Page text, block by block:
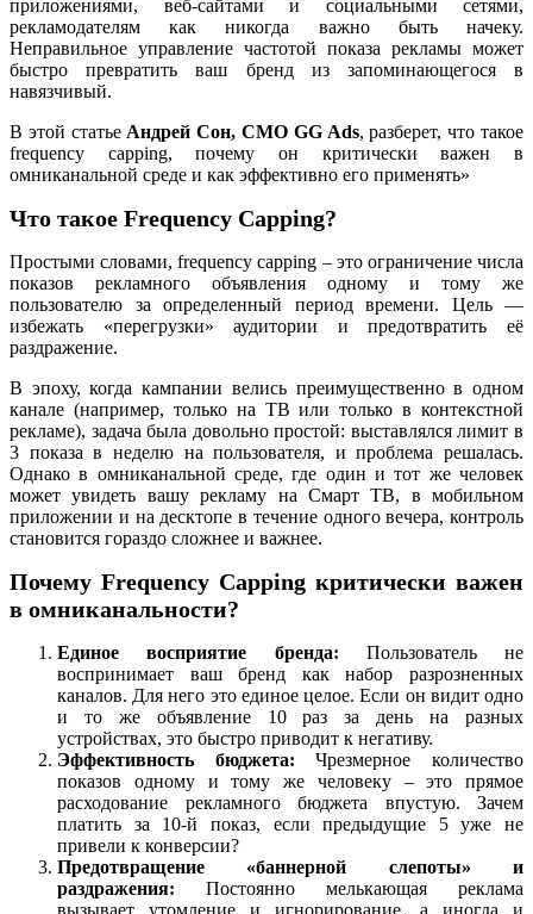
приложениями, веб-сайтами и социальными сетями,
рекламодателям как никогда важно быть начеку.
Неправильное управление частотой показа рекламы может
быстро превратить ваш бренд из запоминающегося в
навязчивый.
В этой статье Андрей Сон, СМО GG Ads, разберет, что такое
frequency capping, почему он критически важен в
омниканальной среде и как эффективно его применять»
Что такое Frequency Capping?
Простыми словами, frequency capping – это ограничение числа
показов рекламного объявления одному и тому же
пользователю за определенный период времени. Цель —
избежать «перегрузки» аудитории и предотвратить её
раздражение.
В эпоху, когда кампании велись преимущественно в одном
канале (например, только на ТВ или только в контекстной
рекламе), задача была довольно простой: выставлялся лимит в
3 показа в неделю на пользователя, и проблема решалась.
Однако в омниканальной среде, где один и тот же человек
может увидеть вашу рекламу на Смарт ТВ, в мобильном
приложении и на десктопе в течение одного вечера, контроль
становится гораздо сложнее и важнее.
Почему Frequency Capping критически важен
в омниканальности?
Единое восприятие бренда: Пользователь не
воспринимает ваш бренд как набор разрозненных
каналов. Для него это единое целое. Если он видит одно
и то же объявление 10 раз за день на разных
устройствах, это быстро приводит к негативу.
Эффективность бюджета: Чрезмерное количество
показов одному и тому же человеку – это прямое
расходование рекламного бюджета впустую. Зачем
платить за 10-й показ, если предыдущие 5 уже не
привели к конверсии?
Предотвращение «баннерной слепоты» и
раздражения: Постоянно мелькающая реклама
вызывает утомление и игнорирование, а иногда и